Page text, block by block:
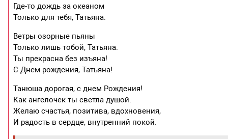
Где-то дождь за океаном
Только для тебя, Татьяна.
Ветры озорные пьяны
Только лишь тобой, Татьяна.
Ты прекрасна без изъяна!
С Днем рождения, Татьяна!
Танюша дорогая, с днем Рождения!
Как ангелочек ты светла душой.
Желаю счастья, позитива, вдохновения,
И радость в сердце, внутренний покой.